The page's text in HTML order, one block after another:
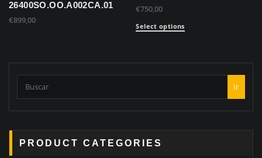
26400SO.OO.A002CA.01
€899,00
€750,00
Select options
Ir
PRODUCT CATEGORIES